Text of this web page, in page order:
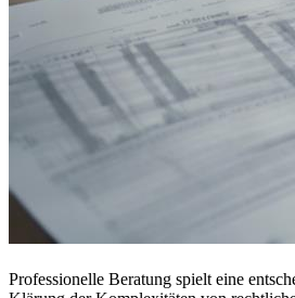
Professionelle Beratung spielt eine